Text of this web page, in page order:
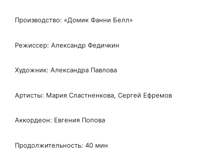
Производство: «Домик Фанни Белл»
Режиссер: Александр Федичкин
Художник: Александра Павлова
Артисты: Мария Сластненкова, Сергей Ефремов
Аккордеон: Евгения Попова
Продолжительность: 40 мин